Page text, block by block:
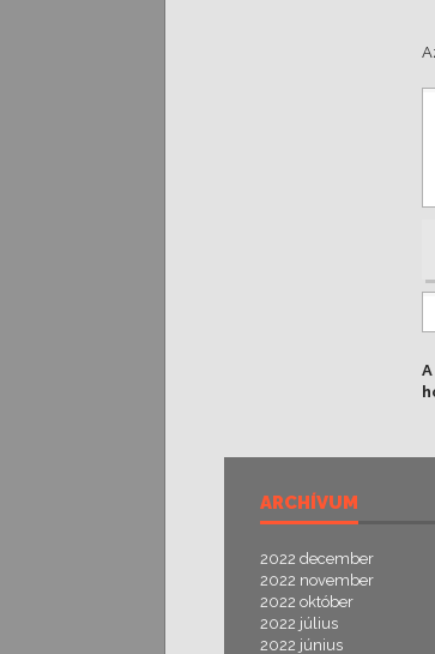
ARCHÍVUM
2022 december
2022 november
2022 október
2022 július
2022 június